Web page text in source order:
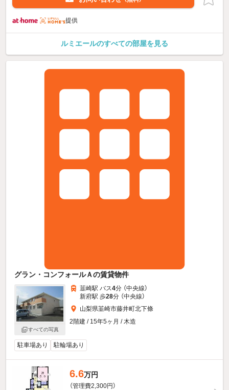
提供
ルミエールのすべての部屋を見る
グラン・コンフォールＡの賃貸物件
すべての写真
韮崎駅 バス4分 （中央線）
新府駅 歩28分 （中央線）
山梨県韮崎市藤井町北下條
2階建 / 15年5ヶ月 / 木造
駐車場あり 駐輪場あり
6.6万円
（管理費2,300円）